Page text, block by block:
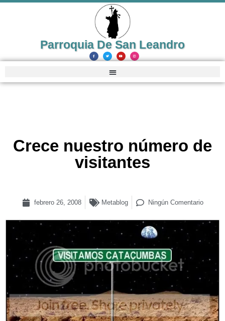
Parroquia De San Leandro
Crece nuestro número de
visitantes
febrero 26, 2008 Metablog Ningún Comentario